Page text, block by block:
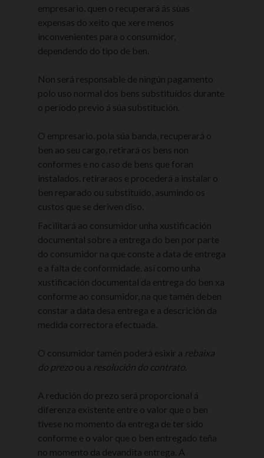
empresario, quen o recuperará ás súas
expensas do xeito que xere menos
inconvenientes para o consumidor,
dependendo do tipo de ben.
Non será responsable de ningún pagamento
polo uso normal dos bens substituídos durante
o período previo á súa substitución.
O empresario, pola súa banda, recuperará o
ben ao seu cargo, retirará os bens non
conformes e no caso de bens que foran
instalados, retiraraos e procederá a instalar o
ben reparado ou substituído, asumindo os
custos que se deriven diso.
Facilitará ao consumidor unha xustificación
documental sobre a entrega do ben por parte
do consumidor na que conste a data de entrega
e a falta de conformidade, así como unha
xustificación documental da entrega do ben xa
conforme ao consumidor, na que tamén deben
constar a data desa entrega e a descrición da
medida correctora efectuada.
O consumidor tamén poderá esixir a rebaixa
do prezo ou a resolución do contrato.
A redución do prezo será proporcional á
diferenza existente entre o valor que o ben
tivese no momento da entrega de ter sido
conforme e o valor que o ben entregado teña
no momento da devandita entrega. A